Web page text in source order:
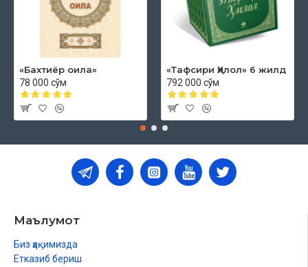
«Бахтиёр оила»
78 000 сўм
«Тафсири Ҳилол» 6 жилд
792 000 сўм
Маълумот
Биз ҳақимизда
Етказиб бериш